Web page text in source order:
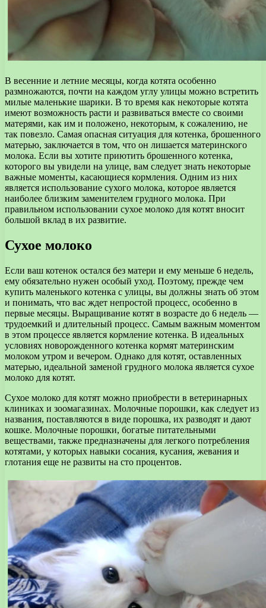
В весенние и летние месяцы, когда котята особенно
размножаются, почти на каждом углу улицы можно встретить
милые маленькие шарики. В то время как некоторые котята
имеют возможность расти и развиваться вместе со своими
матерями, как им и положено, некоторым, к сожалению, не
так повезло. Самая опасная ситуация для котенка, брошенного
матерью, заключается в том, что он лишается материнского
молока. Если вы хотите приютить брошенного котенка,
которого вы увидели на улице, вам следует знать некоторые
важные моменты, касающиеся кормления. Одним из них
является использование сухого молока, которое является
наиболее близким заменителем грудного молока. При
правильном использовании сухое молоко для котят вносит
большой вклад в их развитие.
Сухое молоко
Если ваш котенок остался без матери и ему меньше 6 недель,
ему обязательно нужен особый уход. Поэтому, прежде чем
купить маленького котенка с улицы, вы должны знать об этом
и понимать, что вас ждет непростой процесс, особенно в
первые месяцы. Выращивание котят в возрасте до 6 недель —
трудоемкий и длительный процесс. Самым важным моментом
в этом процессе является кормление котенка. В идеальных
условиях новорожденного котенка кормят материнским
молоком утром и вечером. Однако для котят, оставленных
матерью, идеальной заменой грудного молока является сухое
молоко для котят.
Сухое молоко для котят можно приобрести в ветеринарных
клиниках и зоомагазинах. Молочные порошки, как следует из
названия, поставляются в виде порошка, их разводят и дают
кошке. Молочные порошки, богатые питательными
веществами, также предназначены для легкого потребления
котятами, у которых навыки сосания, кусания, жевания и
глотания еще не развиты на сто процентов.